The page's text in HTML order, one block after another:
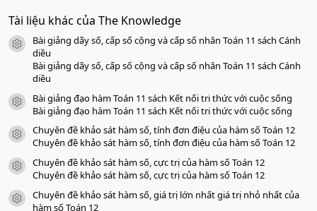
0
0
a
Tài liệu khác của The Knowledge
icon tài liệu
Bài giảng dãy số, cấp số cộng và cấp số nhân Toán 11 sách Cánh
diều
Bài giảng dãy số, cấp số cộng và cấp số nhân Toán 11 sách Cánh
diều
icon tài liệu
Bài giảng đạo hàm Toán 11 sách Kết nối tri thức với cuộc sống
Bài giảng đạo hàm Toán 11 sách Kết nối tri thức với cuộc sống
icon tài liệu
Chuyên đề khảo sát hàm số, tính đơn điệu của hàm số Toán 12
Chuyên đề khảo sát hàm số, tính đơn điệu của hàm số Toán 12
icon tài liệu
Chuyên đề khảo sát hàm số, cực trị của hàm số Toán 12
Chuyên đề khảo sát hàm số, cực trị của hàm số Toán 12
icon tài liệu
Chuyên đề khảo sát hàm số, giá trị lớn nhất giá trị nhỏ nhất của
hàm số Toán 12